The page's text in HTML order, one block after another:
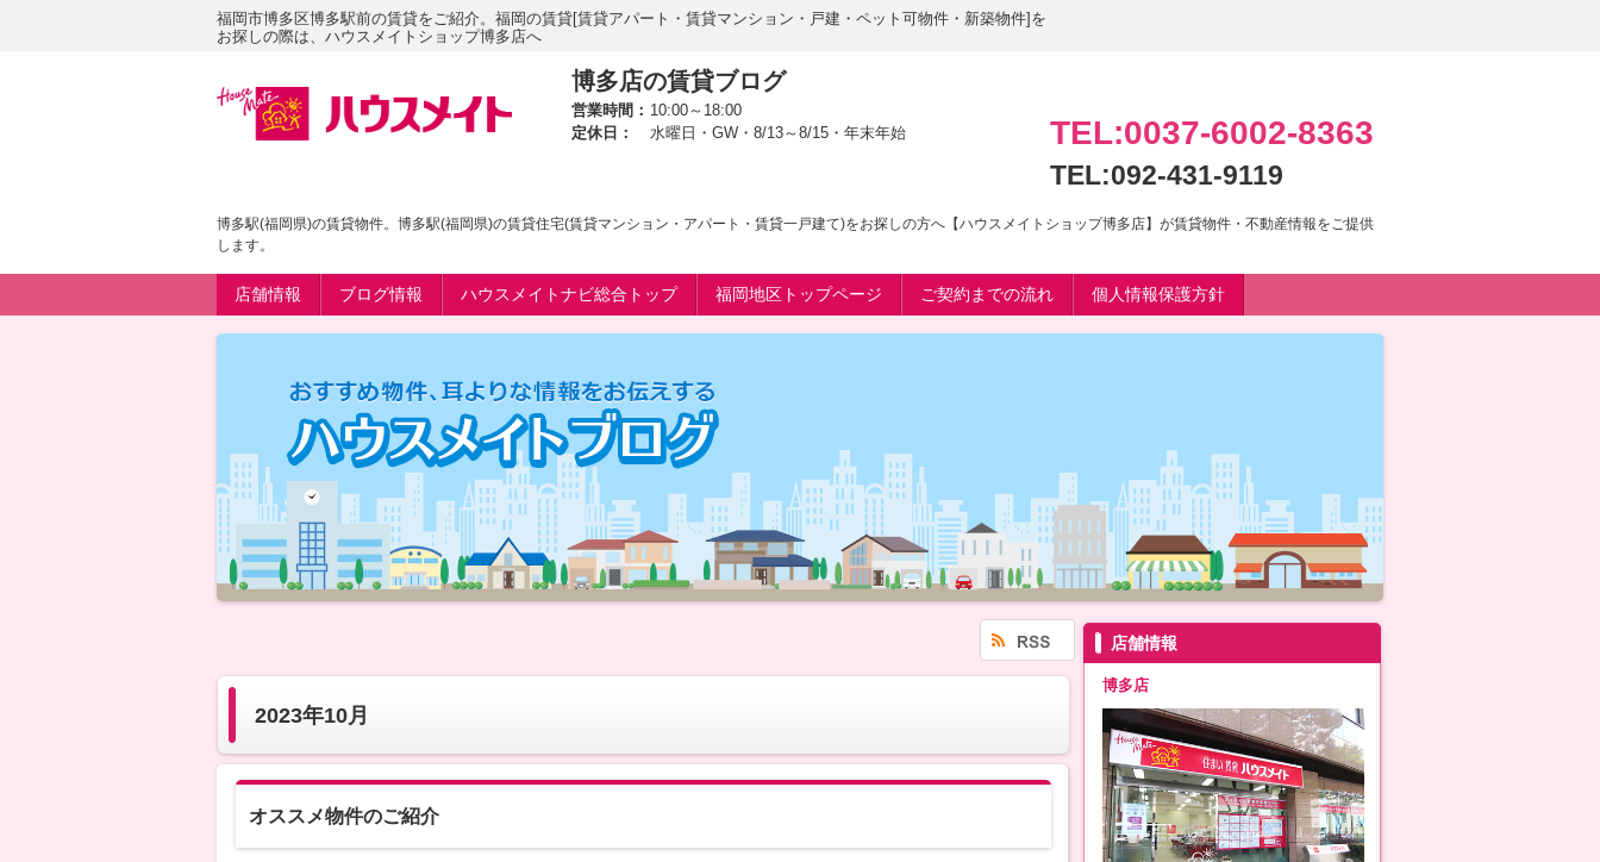
福岡市博多区博多駅前の賃貸をご紹介。福岡の賃貸[賃貸アパート・賃貸マンション・戸建・ペット可物件・新築物件]を
お探しの際は、ハウスメイトショップ博多店へ
博多店の賃貸ブログ
営業時間： 10:00～18:00
定休日：
水曜日・GW・8/13～8/15・年末年始 TEL:0037-6002-8363
TEL:092-431-9119
博多駅(福岡県)の賃貸物件。博多駅(福岡県)の賃貸住宅(賃貸マンション・アパート・賃貸一戸建て)をお探しの方へ【ハウスメイトショップ博多店】が賃貸物件・不動産情報をご提供
します。
店舗情報 ブログ情報 ハウスメイトナビ総合トップ 福岡地区トップページ ご契約までの流れ 個人情報保護方針
2023年10月
オススメ物件のご紹介
店舗情報
博多店